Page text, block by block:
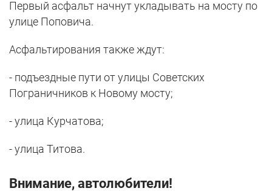
Первый асфальт начнут укладывать на мосту по
улице Поповича.
Асфальтирования также ждут:
- подъездные пути от улицы Советских
Пограничников к Новому мосту;
- улица Курчатова;
- улица Титова.
Внимание, автолюбители!